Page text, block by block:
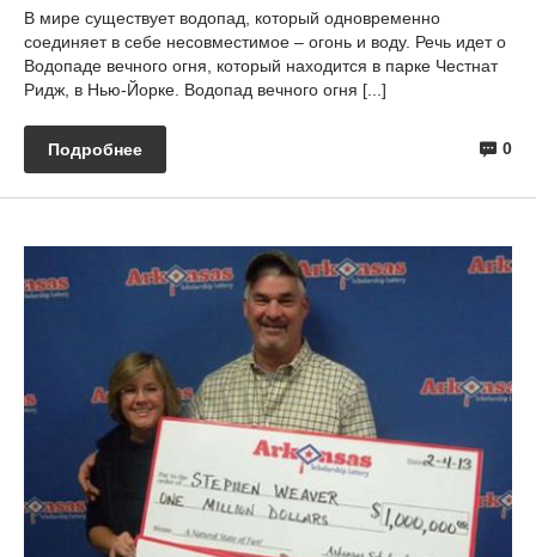
В мире существует водопад, который одновременно
соединяет в себе несовместимое – огонь и воду. Речь идет о
Водопаде вечного огня, который находится в парке Честнат
Ридж, в Нью-Йорке. Водопад вечного огня [...]
0
Подробнее